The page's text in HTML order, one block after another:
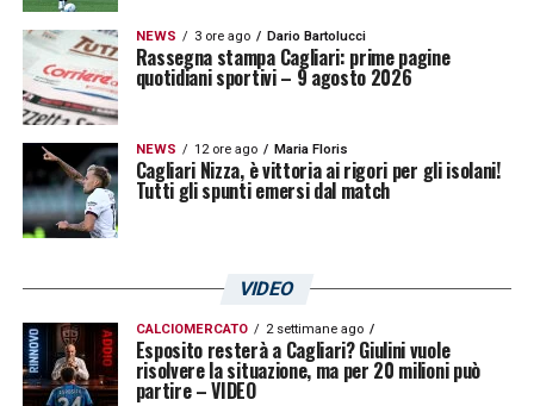
NEWS 3 ore ago Dario Bartolucci
Rassegna stampa Cagliari: prime pagine
quotidiani sportivi – 9 agosto 2026
NEWS 12 ore ago Maria Floris
Cagliari Nizza, è vittoria ai rigori per gli isolani!
Tutti gli spunti emersi dal match
VIDEO
CALCIOMERCATO 2 settimane ago
Esposito resterà a Cagliari? Giulini vuole
risolvere la situazione, ma per 20 milioni può
partire – VIDEO